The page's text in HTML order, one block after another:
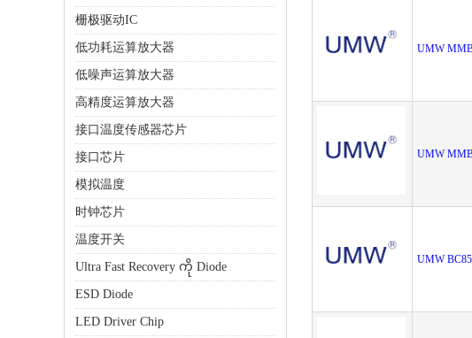
栅极驱动IC
低功耗运算放大器
低噪声运算放大器
高精度运算放大器
接口温度传感器芯片
接口芯片
模拟温度
时钟芯片
温度开关
Ultra Fast Recovery ကို Diode
ESD Diode
LED Driver Chip
UMW
UMW
UMW